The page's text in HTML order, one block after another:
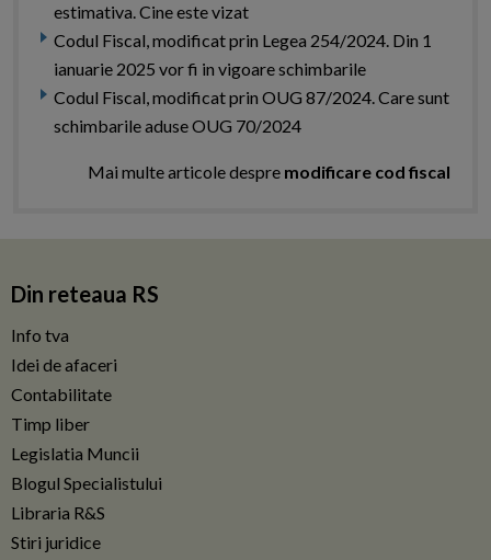
estimativa. Cine este vizat
Codul Fiscal, modificat prin Legea 254/2024. Din 1
ianuarie 2025 vor fi in vigoare schimbarile
Codul Fiscal, modificat prin OUG 87/2024. Care sunt
schimbarile aduse OUG 70/2024
Mai multe articole despre modificare cod fiscal
Din reteaua RS
Info tva
Idei de afaceri
Contabilitate
Timp liber
Legislatia Muncii
Blogul Specialistului
Libraria R&S
Stiri juridice